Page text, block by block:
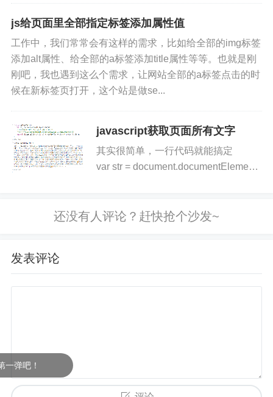
$(_this).parent().get
$( document
$ (document ).unbind (
if
( typeof _this.
                    _this
.
}
}
} );
}
参考:http://huangkunlun520.blog.51cto.com/256277
2/1570707
js给页面里全部指定标签添加属性值
工作中，我们常常会有这样的需求，比如给全部的img标签
添加alt属性、给全部的a标签添加title属性等等。也就是刚
刚吧，我也遇到这么个需求，让网站全部的a标签点击的时
候在新标签页打开，这个站是做se...
javascript获取页面所有文字
其实很简单，一行代码就能搞定
var str =
发表评论
弹吧！